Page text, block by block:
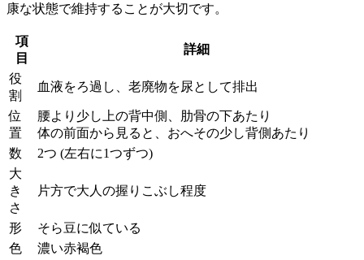
康な状態で維持することが大切です。
項
目
詳細
役
割
血液をろ過し、老廃物を尿として排出
位
置
腰より少し上の背中側、肋骨の下あたり
体の前面から見ると、おへその少し背側あたり
数
2つ (左右に1つずつ)
大
き
さ
片方で大人の握りこぶし程度
形
そら豆に似ている
色
濃い赤褐色